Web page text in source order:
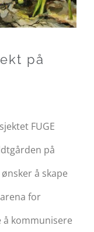
på
FUGE
på
å skape
for
å kommunisere